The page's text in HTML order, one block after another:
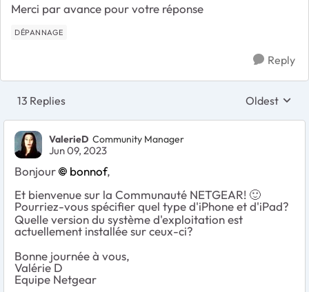
Merci par avance pour votre réponse
DÉPANNAGE
Reply
13 Replies Replies
Oldest
ValerieD Community Manager
Jun 09, 2023
Bonjour bonnof,
Et bienvenue sur la Communauté NETGEAR! 🙂
Pourriez-vous spécifier quel type d'iPhone et d'iPad?
Quelle version du système d'exploitation est
actuellement installée sur ceux-ci?
Bonne journée à vous,
Valérie D
Equipe Netgear